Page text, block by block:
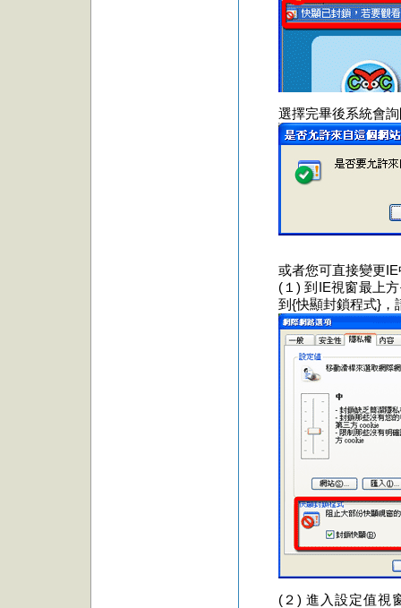
選擇完畢後系統會
或者您可直接變更
(１) 到IE視窗最上
到{快顯封鎖程式}，
(２) 進入設定值視